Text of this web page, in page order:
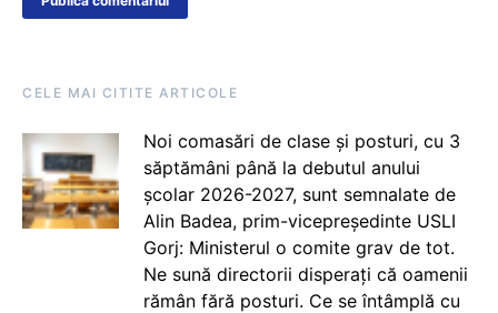
CELE MAI CITITE ARTICOLE
Noi comasări de clase și posturi, cu 3
săptămâni până la debutul anului
școlar 2026-2027, sunt semnalate de
Alin Badea, prim-vicepreședinte USLI
Gorj: Ministerul o comite grav de tot.
Ne sună directorii disperați că oamenii
rămân fără posturi. Ce se întâmplă cu